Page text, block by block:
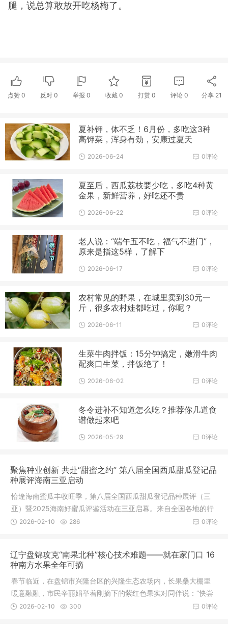
腿，说总算敢放开吃杨梅了。
点赞 0 反对 0 举报 0 收藏 0 打赏 0 评论 0 分享 21
夏补钾，体不乏！6月份，多吃这3种
高钾菜，浑身有劲，安康过夏天
0评论
2026-06-24
夏至后，西瓜荔枝要少吃，多吃4种黄
金果，新鲜营养，好吃还不贵
0评论
2026-06-22
老人说：“端午五不吃，福气不进门”，
原来是指这5样，了解下
0评论
2026-06-17
农村常见的野果，在城里卖到30元一
斤，很多农村娃都吃过，你呢？
0评论
2026-06-11
生菜牛肉拌饭：15分钟搞定，嫩滑牛肉
配爽口生菜，拌饭绝了！
0评论
2026-06-02
冬令进补不知道怎么吃？推荐你几道食
谱做起来吧
0评论
2026-05-29
聚焦种业创新 共赴“甜蜜之约” 第八届全国西瓜甜瓜登记品
种展评海南三亚启动
恰逢海南蜜瓜丰收旺季，第八届全国西瓜甜瓜登记品种展评（三
亚）暨2025海南好蜜瓜评鉴活动在三亚启幕。来自全国各地的行
业专家、采购商、种植户齐聚三亚，共赴这场“甜蜜之约”，聚焦种
0评论
2026-02-10 286
辽宁盘锦攻克“南果北种”核心技术难题——就在家门口 16
种南方水果全年可摘
春节临近，在盘锦市兴隆台区的兴隆生态农场内，长果桑大棚里
暖意融融，市民辛丽娟举着刚摘下的紫红色果实对同伴说：“快尝
尝！刚摘的长果桑又甜又嫩，不用洗，直接吃。咱北方在家门口
0评论
2026-02-10 300